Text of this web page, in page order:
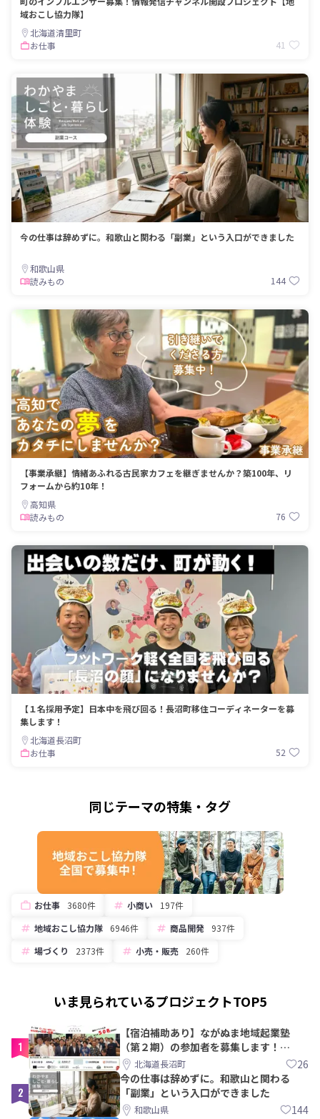
域おこし協力隊】
北海道清里町
お仕事
41
今の仕事は辞めずに。和歌山と関わる「副業」という入口ができました
和歌山県
読みもの
144
【事業承継】情緒あふれる古民家カフェを継ぎませんか？築100年、リ
フォームから約10年！
高知県
読みもの
76
【１名採用予定】日本中を飛び回る！長沼町移住コーディネーターを募
集します！
北海道長沼町
お仕事
52
同じテーマの特集・タグ
お仕事 3680件 小商い
197件
地域おこし協力隊
6946件 商品開発
937件
場づくり
2373件 小売・販売 260件
いま見られているプロジェクトTOP5
1
【宿泊補助あり】ながぬま地域起業塾
（第２期）の参加者を募集します！
【8/21〆】
北海道長沼町 26
2
今の仕事は辞めずに。和歌山と関わる
「副業」という入口ができました
和歌山県 144